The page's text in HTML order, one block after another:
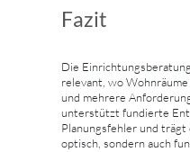
Fazit
Die
relevant, wo
und mehrere
unterstützt fundierte
Planungsfehler und
optisch, sondern auch